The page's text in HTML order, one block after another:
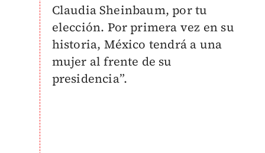
Claudia Sheinbaum, por tu
elección. Por primera vez en su
historia, México tendrá a una
mujer al frente de su
presidencia”.